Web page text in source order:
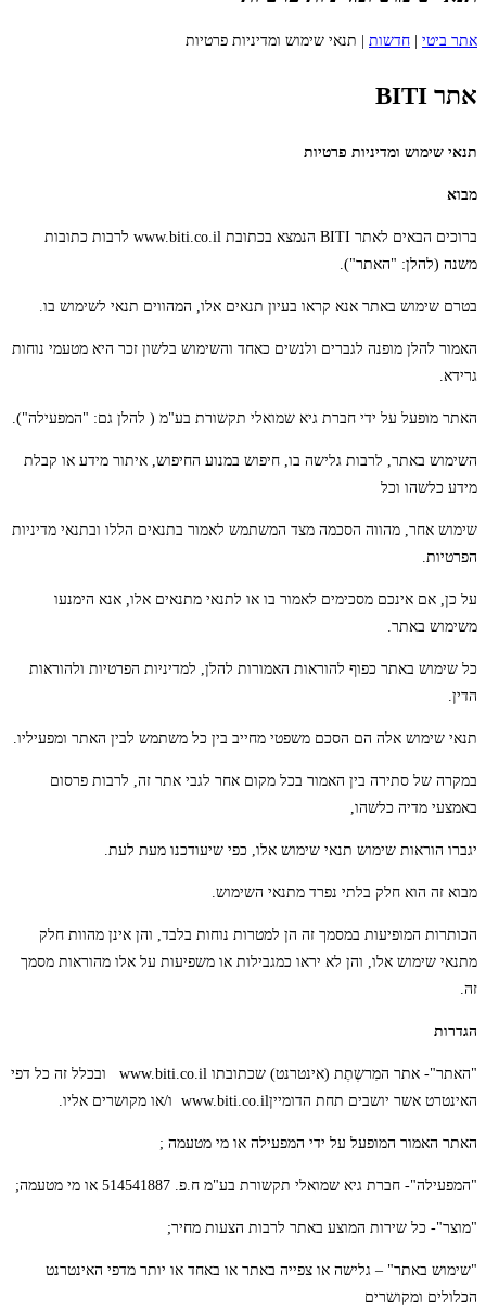
אתר ביטי חדשות תנאי שימוש ומדיניות פרטיות
אתר BITI
תנאי שימוש ומדיניות פרטיות
מבוא
ברוכים הבאים לאתר BITI הנמצא בכתובת www.biti.co.il לרבות כתובות
משנה (להלן: "האתר").
בטרם שימוש באתר אנא קראו בעיון תנאים אלו, המהווים תנאי לשימוש בו.
האמור להלן מופנה לגברים ולנשים כאחד והשימוש בלשון זכר היא מטעמי נוחות
גרידא.
האתר מופעל על ידי חברת גיא שמואלי תקשורת בע"מ ( להלן גם: "המפעילה").
השימוש באתר, לרבות גלישה בו, חיפוש במנוע החיפוש, איתור מידע או קבלת
מידע כלשהו וכל
שימוש אחר, מהווה הסכמה מצד המשתמש לאמור בתנאים הללו ובתנאי מדיניות
הפרטיות.
על כן, אם אינכם מסכימים לאמור בו או לתנאי מתנאים אלו, אנא הימנעו
משימוש באתר.
כל שימוש באתר כפוף להוראות האמורות להלן, למדיניות הפרטיות ולהוראות
הדין.
תנאי שימוש אלה הם הסכם משפטי מחייב בין כל משתמש לבין האתר ומפעיליו.
במקרה של סתירה בין האמור בכל מקום אחר לגבי אתר זה, לרבות פרסום
באמצעי מדיה כלשהו,
יגברו הוראות שימוש תנאי שימוש אלו, כפי שיעודכנו מעת לעת.
מבוא זה הוא חלק בלתי נפרד מתנאי השימוש.
הכותרות המופיעות במסמך זה הן למטרות נוחות בלבד, והן אינן מהוות חלק
מתנאי שימוש אלו, והן לא יראו כמגבילות או משפיעות על אלו מהוראות מסמך
זה.
הגדרות
"האתר"- אתר המִרשֶתֶת (אינטרנט) שכתובתו www.biti.co.il ובכלל זה כל דפי
האינטרט אשר יושבים תחת הדומייןwww.biti.co.il ו/או מקושרים אליו.
האתר האמור המופעל על ידי המפעילה או מי מטעמה ;
"המפעילה"- חברת גיא שמואלי תקשורת בע"מ ח.פ. 514541887 או מי מטעמה;
"מוצר"- כל שירות המוצע באתר לרבות הצעות מחיר;
"שימוש באתר" – גלישה או צפייה באתר או באחד או יותר מדפי האינטרנט
הכלולים ומקושרים